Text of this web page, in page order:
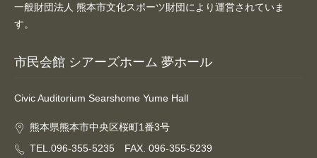
一般財団法人 熊本市文化スポーツ財団により運営されていま
す。
市民会館 シアーズホーム 夢ホール
Civic Auditorium Searshome Yume Hall
熊本県熊本市中央区桜町1番3号
TEL.096-355-5235 FAX. 096-355-5239
中小会議室
展示ロビー
施設ご利用について